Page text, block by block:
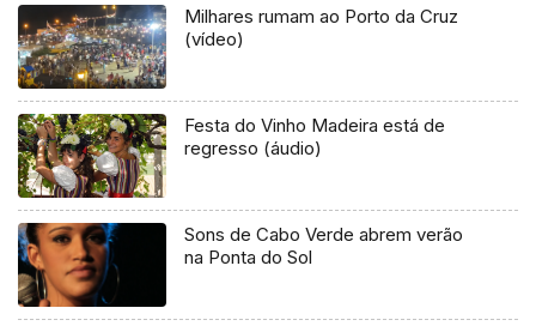
Milhares rumam ao Porto da Cruz
(vídeo)
Festa do Vinho Madeira está de
regresso (áudio)
Sons de Cabo Verde abrem verão
na Ponta do Sol